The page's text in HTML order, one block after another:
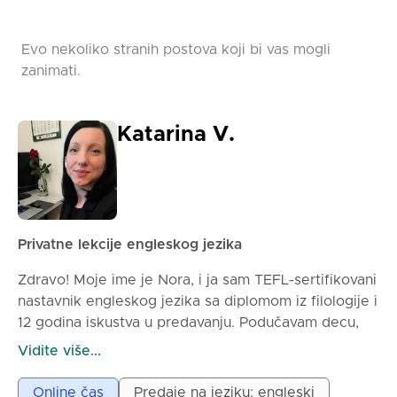
Evo nekoliko stranih postova koji bi vas mogli
zanimati.
Katarina V.
Privatne lekcije engleskog jezika
Zdravo! Moje ime je Nora, i ja sam TEFL-sertifikovani
nastavnik engleskog jezika sa diplomom iz filologije i
12 godina iskustva u predavanju. Podučavam decu,
tinejdžere i odrasle, specijalizovana sam za
engleskog jezika. Moje lekcije su strpljive, zanimljive
Vidite više...
Online čas Predaje na jeziku: engleski